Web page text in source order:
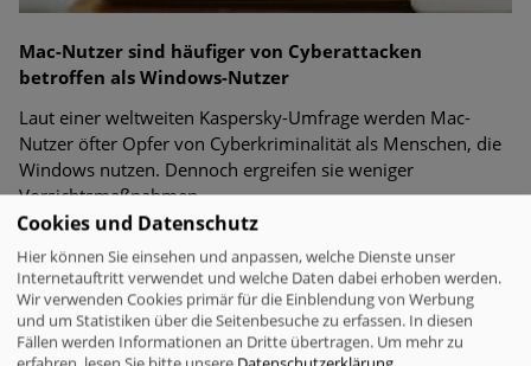
Mac-Nutzer sind häufiger von Cyberattacken
betroffen als Windows-Nutzer
Laut einer weltweiten Kaspersky-Umfrage werden Mac-
Nutzer öfter Opfer von Cyberkriminalität als Menschen, die
Windows nutzen. Dennoch ergreifen sie weniger
Vorsichtsmaßnahmen.
Sicher & Anonym
Der "Annual AI Security Report 2026" von Check
Point dokumentiert einen gefährlichen Trend in der
Cybersicherheit
Cookies und Datenschutz
Hier können Sie einsehen und anpassen, welche Dienste unser
Internetauftritt verwendet und welche Daten dabei erhoben werden.
Wir verwenden Cookies primär für die Einblendung von Werbung
und um Statistiken über die Seitenbesuche zu erfassen. In diesen
Fällen werden Informationen an Dritte übertragen. Um mehr zu